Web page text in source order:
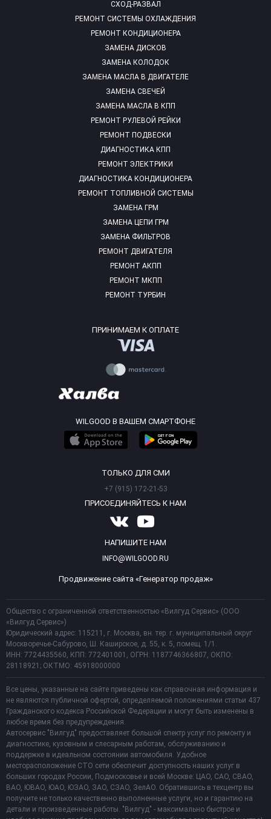
СХОД-РАЗВАЛ
РЕМОНТ СИСТЕМЫ ОХЛАЖДЕНИЯ
РЕМОНТ КОНДИЦИОНЕРА
ЗАМЕНА ДИСКОВ
ЗАМЕНА КОЛОДОК
ЗАМЕНА МАСЛА В ДВИГАТЕЛЕ
ЗАМЕНА СВЕЧЕЙ
ЗАМЕНА МАСЛА В КПП
РЕМОНТ РУЛЕВОЙ РЕЙКИ
РЕМОНТ ПОДВЕСКИ
ДИАГНОСТИКА КПП
РЕМОНТ ЭЛЕКТРИКИ
ДИАГНОСТИКА КОНДИЦИОНЕРА
РЕМОНТ ТОПЛИВНОЙ СИСТЕМЫ
ЗАМЕНА ГРМ
ЗАМЕНА ЦЕПИ ГРМ
ЗАМЕНА ФИЛЬТРОВ
РЕМОНТ ДВИГАТЕЛЯ
РЕМОНТ АКПП
РЕМОНТ МКПП
РЕМОНТ ТУРБИН
ПРИНИМАЕМ К ОПЛАТЕ
WILGOOD В ВАШЕМ СМАРТФОНЕ
ТОЛЬКО ДЛЯ СМИ
+7 (915) 172-21-53
ПРИСОЕДИНЯЙТЕСЬ К НАМ
НАПИШИТЕ НАМ
INFO@WILGOOD.RU
Продвижение сайта «Генератор продаж»
Общество с ограниченной ответственностью «Вилгуд Сервис» (ООО
«Вилгуд Сервис»)
Юридический адрес: 115211, г. Москва, вн. тер. г. муниципальный округ
Москворечье-Сабурово, Ш. Каширское, д. 55, к. 5, помещ. 1/1.
ИНН: 7724435560, КПП: 772401001, ОГРН: 1187746366807, ОКПО:
28118921; ОКТМО: 45918000000
Все цены, указанные на сайте приведены как справочная информация и
не являются публичной офертой, определяемой положениями статьи 437
Гражданского кодекса Российской Федерации и могут быть изменены в
любое время без предупреждения.
Автосервис "Вилгуд" предоставляет большой спектр услуг по ремонту и
диагностике, кузовным и слесарным работам, обслуживанию и
поддержке в идеальном состоянии автомобиля. Удобное
месторасположение СТО сети обеспечит доступность наших услуг в
больших городах России, Подмосковье и всей Москве: ЦАО, САО, СВАО,
ВАО, ЮВАО, ЮАО, ЮЗАО, ЗАО, СЗАО, ЗелАО. Обратившись в техцентр вы
получите не только качественно выполненные услуги, но и гарантию на
детали и произведенные работы. "Вилгуд" - максимально быстрое и